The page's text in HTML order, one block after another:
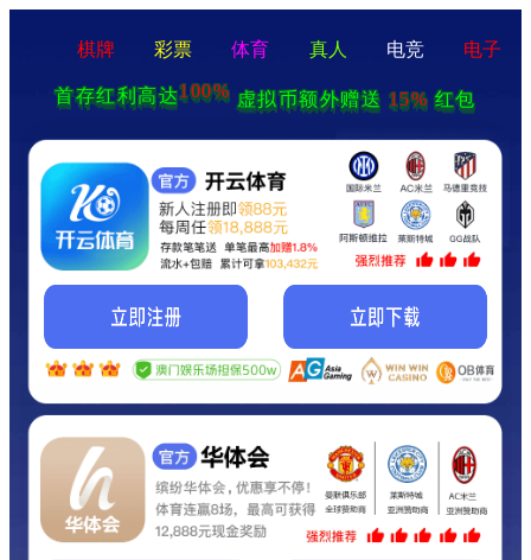
棋牌 彩票 体育 真人 电竞 电子
首存红利高达100%
虚拟币额外赠送 15% 红包